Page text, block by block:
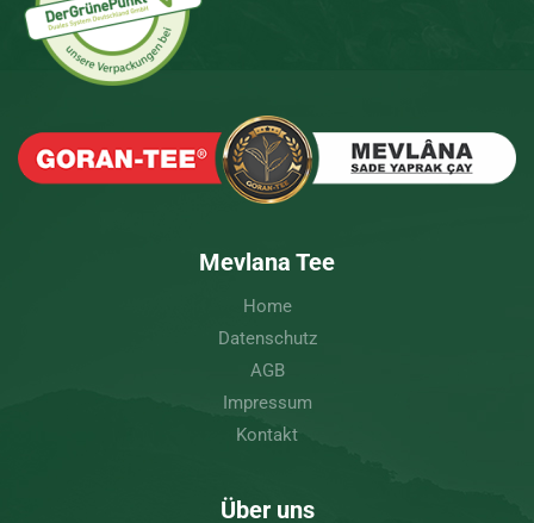
Mevlana Tee
Home
Datenschutz
AGB
Impressum
Kontakt
Über uns